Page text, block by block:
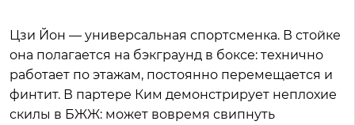
Цзи Йон — универсальная спортсменка. В стойке
она полагается на бэкграунд в боксе: технично
работает по этажам, постоянно перемещается и
финтит. В партере Ким демонстрирует неплохие
скилы в БЖЖ: может вовремя свипнуть